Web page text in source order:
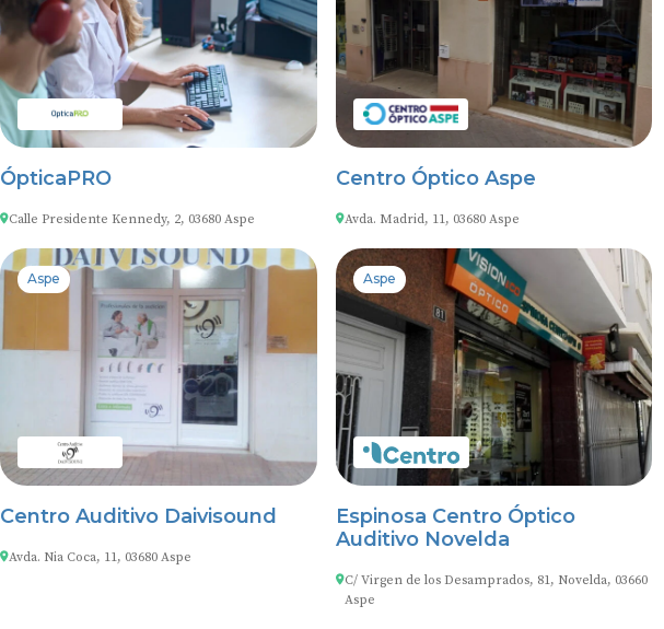
ÓpticaPRO
Calle Presidente Kennedy, 2, 03680 Aspe
Centro Óptico Aspe
Avda. Madrid, 11, 03680 Aspe
Aspe
Centro Auditivo Daivisound
Avda. Nia Coca, 11, 03680 Aspe
Aspe
Espinosa Centro Óptico
Auditivo Novelda
C/ Virgen de los Desamprados, 81, Novelda, 03660
Aspe